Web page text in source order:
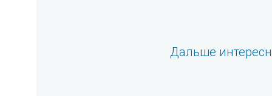
Дальше